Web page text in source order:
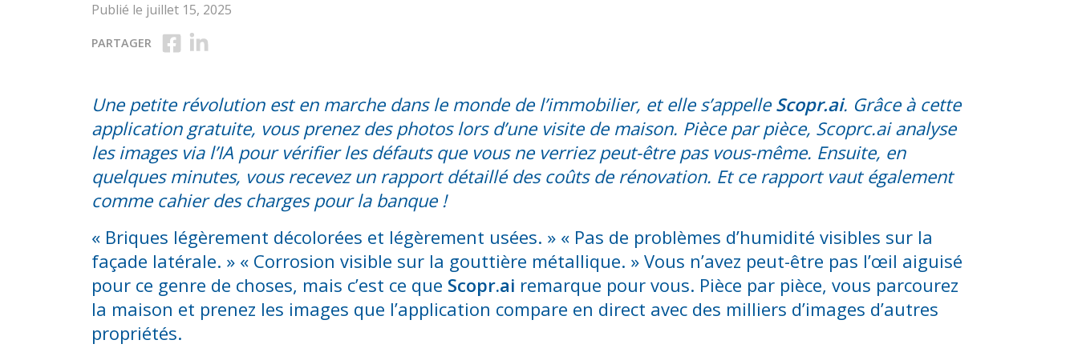
Publié le juillet 15, 2025
PARTAGER Partager sur Facebook
Partager sur LinkedIn
Une petite révolution est en marche dans le monde de l’immobilier, et elle s’appelle Scopr.ai. Grâce à cette
application gratuite, vous prenez des photos lors d’une visite de maison. Pièce par pièce, Scoprc.ai analyse
les images via l’IA pour vérifier les défauts que vous ne verriez peut-être pas vous-même. Ensuite, en
quelques minutes, vous recevez un rapport détaillé des coûts de rénovation. Et ce rapport vaut également
comme cahier des charges pour la banque !
« Briques légèrement décolorées et légèrement usées. » « Pas de problèmes d’humidité visibles sur la
façade latérale. » « Corrosion visible sur la gouttière métallique. » Vous n’avez peut-être pas l’œil aiguisé
pour ce genre de choses, mais c’est ce que Scopr.ai remarque pour vous. Pièce par pièce, vous parcourez
la maison et prenez les images que l’application compare en direct avec des milliers d’images d’autres
propriétés.